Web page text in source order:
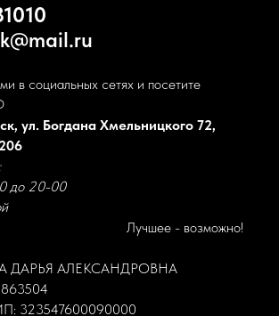
в социальных сетях и посетите
ул. Богдана Хмельницкого 72,
до 20-00
Лучшее - возможно!
ДАРЬЯ АЛЕКСАНДРОВНА
323547600090000